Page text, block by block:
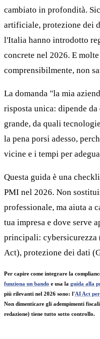
cambiato in profondità.
artificiale, protezione dei
l'Italia hanno introdotto
concrete nel 2026. E
comprensibilmente, non
La domanda "la mia
risposta unica: dipende da
grande, da quali
la pena porsi adesso,
vicine e i tempi per
Questa guida è una
PMI nel 2026. Non
professionale, ma aiuta a
tua impresa e dove serve
principali:
Act), protezione dei dati
Per capire come integrare la
funziona un bando e usa la guida alla
più rilevanti nel 2026 sono: l'AI Act
Non dimenticare gli adempimenti
redazione) tiene tutto sotto controllo.